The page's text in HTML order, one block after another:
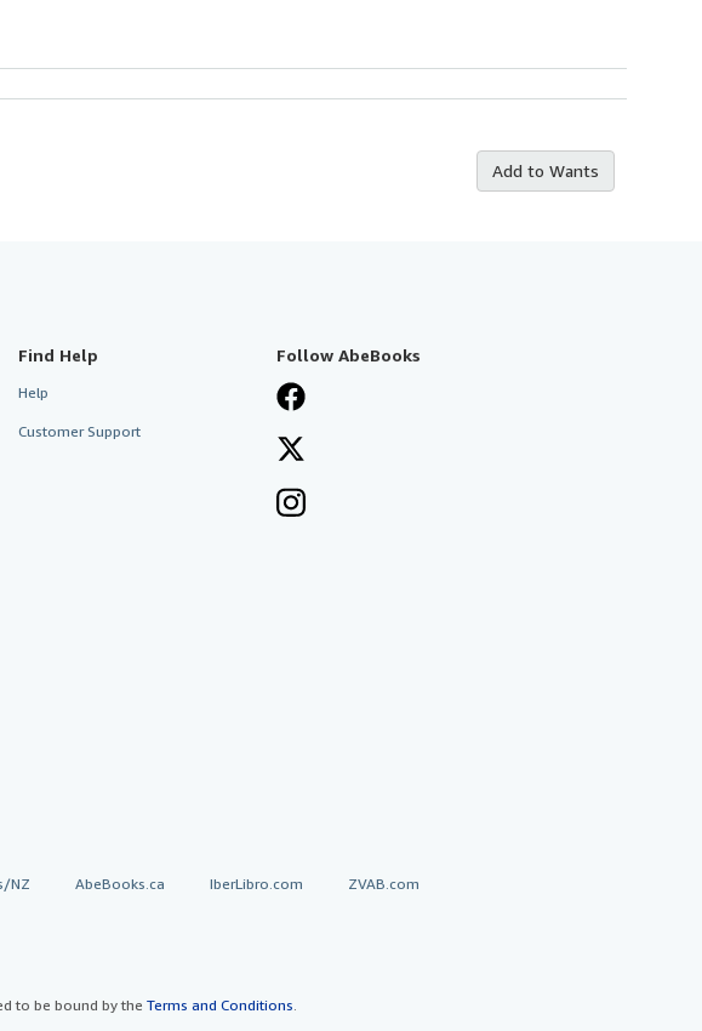
Add to Wants
Find Help
Help
Customer Support
Follow AbeBooks
NZ AbeBooks.ca IberLibro.com ZVAB.com
to be bound by the Terms and Conditions